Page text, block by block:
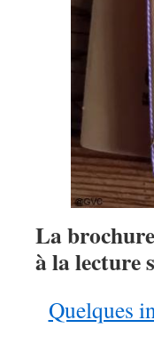
La
à la lecture
Quelques